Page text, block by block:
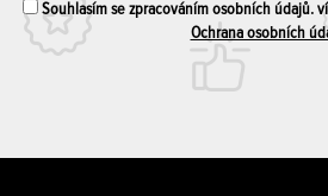
Souhlasím se zpracováním osobních údajů.
Ochrana osobních